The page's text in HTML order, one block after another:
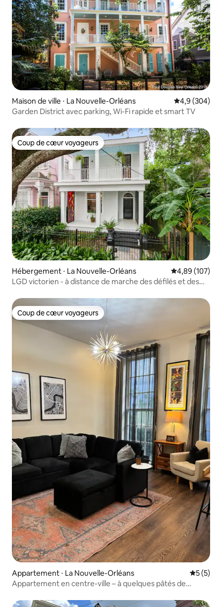
Maison de ville ⋅ La Nouvelle-Orléans Évaluation
4,9 (304)
Garden District avec parking, Wi-Fi rapide et smart TV
Coup de cœur voyageurs
Coup de cœur voyageurs
Hébergement ⋅ La Nouvelle-Orléans Évaluation
4,89 (107)
LGD victorien - à distance de marche des défilés et des
Coup de cœur voyageurs
Coup de cœur voyageurs
Appartement ⋅ La Nouvelle-Orléans
5 (5)
Appartement en centre-ville – à quelques pâtés de